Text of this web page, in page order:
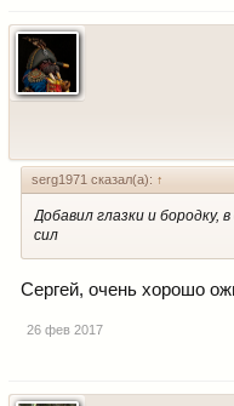
serg1971 сказал(а): ↑
Добавил глазки и
сил
Сергей, очень хорошо
26 фев 2017